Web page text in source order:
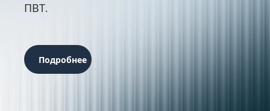
ПВТ.
Подробнее